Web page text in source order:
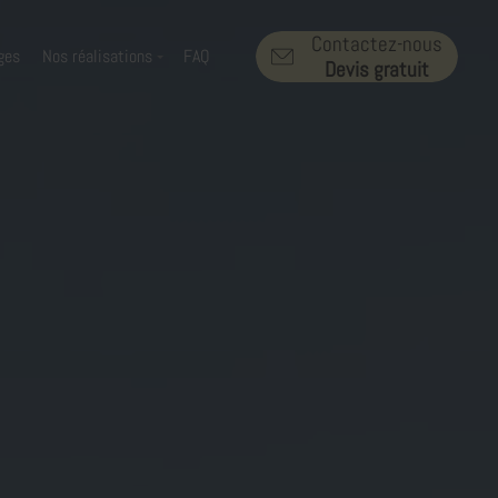
Nos réalisations FAQ
Contactez-nous
Devis gratuit